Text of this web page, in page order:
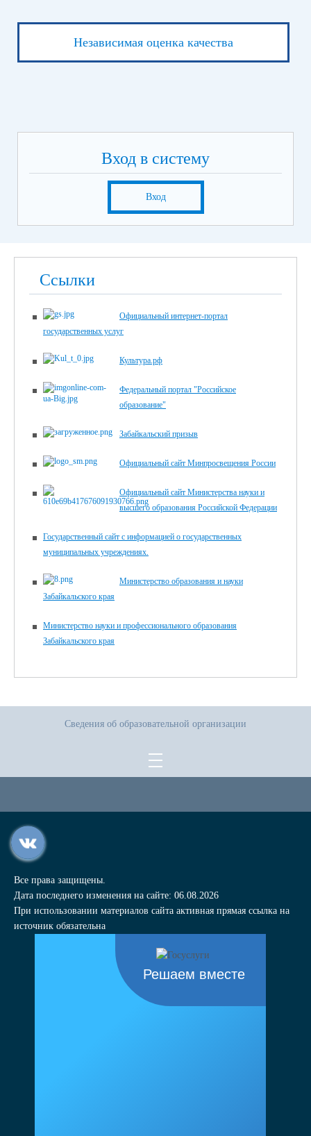
Независимая оценка качества
Вход в систему
Вход
Ссылки
Официальный интернет-портал
государственных услуг
Культура.рф
Федеральный портал "Российское
образование"
Забайкальский призыв
Официальный сайт Минпросвещения России
Официальный сайт Министерства науки и
высшего образования Российской Федерации
Государственный сайт с информацией о государственных
муниципальных учреждениях.
Министерство образования и науки
Забайкальского края
Министерство науки и профессионального образования
Забайкальского края
Сведения об образовательной организации
Все права защищены.
Дата последнего изменения на сайте: 06.08.2026
При использовании материалов сайта активная прямая ссылка на
источник обязательна
Решаем вместе